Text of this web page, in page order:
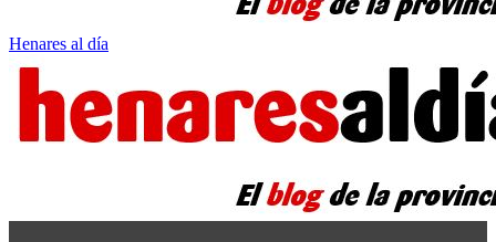
Henares al día